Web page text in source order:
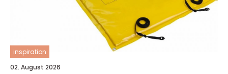
inspiration
02. August 2026